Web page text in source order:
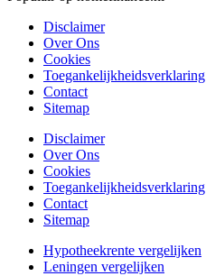
Disclaimer
Over Ons
Cookies
Toegankelijkheidsverklaring
Contact
Sitemap
Disclaimer
Over Ons
Cookies
Toegankelijkheidsverklaring
Contact
Sitemap
Hypotheekrente vergelijken
Leningen vergelijken